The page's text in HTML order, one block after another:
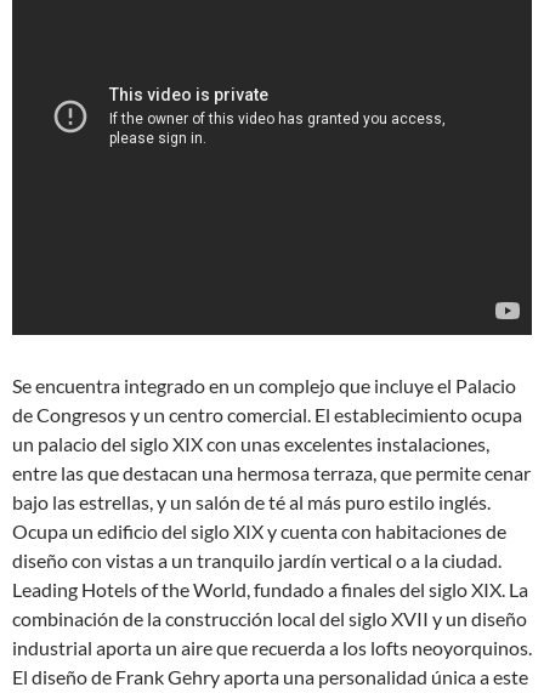
Se encuentra integrado en un complejo que incluye el Palacio
de Congresos y un centro comercial. El establecimiento ocupa
un palacio del siglo XIX con unas excelentes instalaciones,
entre las que destacan una hermosa terraza, que permite cenar
bajo las estrellas, y un salón de té al más puro estilo inglés.
Ocupa un edificio del siglo XIX y cuenta con habitaciones de
diseño con vistas a un tranquilo jardín vertical o a la ciudad.
Leading Hotels of the World, fundado a finales del siglo XIX. La
combinación de la construcción local del siglo XVII y un diseño
industrial aporta un aire que recuerda a los lofts neoyorquinos.
El diseño de Frank Gehry aporta una personalidad única a este